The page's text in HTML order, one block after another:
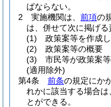
ばならない。
2
実施機関は、 前項の
は、併せて次に掲げる
(1)
政策案等を作成
(2)
政策案等の概要
(3)
市民等が政策案
(適用除外)
第4条
前条の規定にか
れかに該当する場合
とができる。